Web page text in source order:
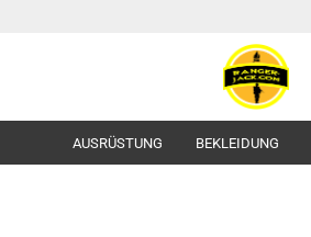
AUSRÜSTUNG BEKLEIDUNG